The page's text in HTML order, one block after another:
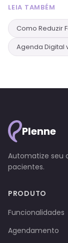
LEIA TAMBÉM
Como Reduzir
Agenda Digital
Plenne
Automatize seu
pacientes.
PRODUTO
Funcionalidades
Agendamento